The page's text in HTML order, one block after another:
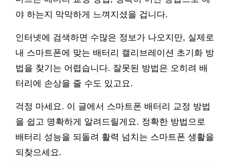
야 하는지 막막하게 느껴지셨을 겁니다.
인터넷에 검색하면 수많은 정보가 나오지만, 실제로
내 스마트폰에 맞는 배터리 캘리브레이션 초기화 방
법을 찾기는 어렵습니다. 잘못된 방법은 오히려 배
터리에 손상을 줄 수도 있고요.
걱정 마세요. 이 글에서 스마트폰 배터리 교정 방법
을 쉽고 명확하게 알려드릴게요. 정확한 방법으로
배터리 성능을 되돌려 활력 넘치는 스마트폰 생활을
되찾으세요.